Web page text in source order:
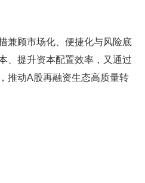
兼顾市场化、便捷化与风险底
、提升资本配置效率，又通过
推动A股再融资生态高质量转